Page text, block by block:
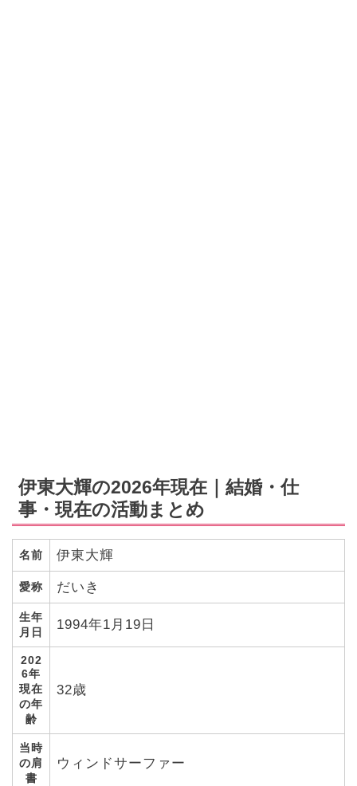
伊東大輝の2026年現在｜結婚・仕
事・現在の活動まとめ
名前 伊東大輝
愛称 だいき
生年
月日
1994年1月19日
202
6年
現在
の年
齢
32歳
当時
の肩
書
ウィンドサーファー